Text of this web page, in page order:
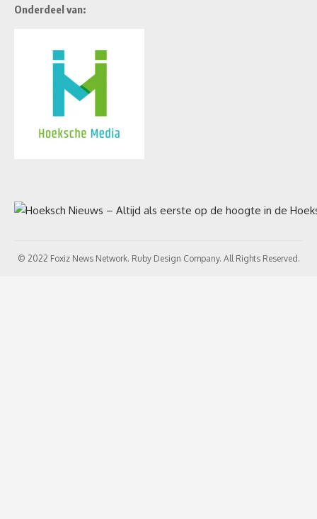
Onderdeel van:
© 2022 Foxiz News Network. Ruby Design Company. All Rights Reserved.